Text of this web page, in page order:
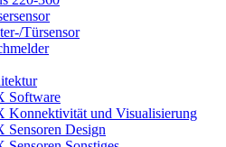
Türsensor
Software
Konnektivität und Visualisierung
Sensoren Design